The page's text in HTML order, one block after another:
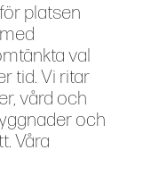
platsen
val
tid. Vi ritar
vård och
och
Våra